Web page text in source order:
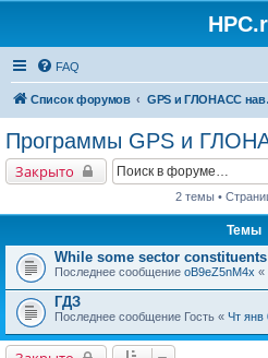
FAQ
Список форумов GPS и
Программы GPS и
Закрыто
2 темы •
Темы
While some sector
Последнее сообщение oB9eZ5nM4x «
ГДЗ
Последнее сообщение Гость « Чт янв